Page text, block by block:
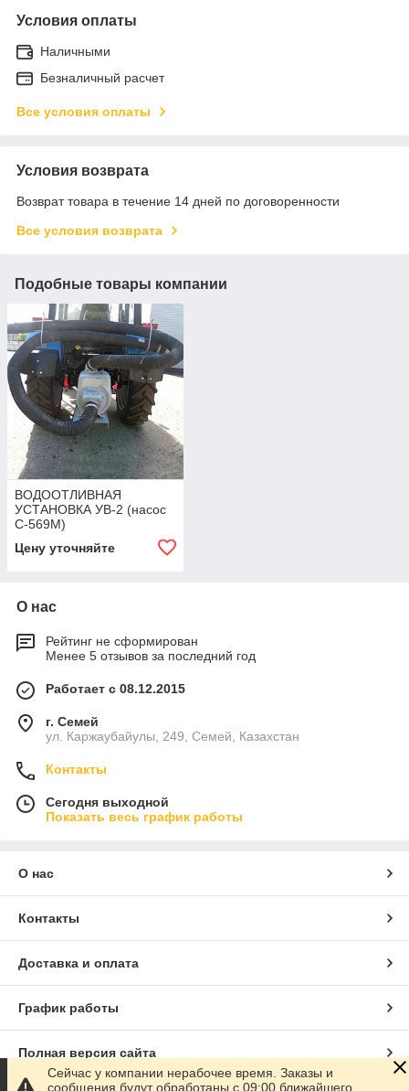
Условия оплаты
Наличными
Безналичный расчет
Все условия оплаты
Условия возврата
Возврат товара в течение 14 дней по договоренности
Все условия возврата
Подобные товары компании
ВОДООТЛИВНАЯ
УСТАНОВКА УВ-2 (насос
С-569М)
Цену уточняйте
О нас
Рейтинг не сформирован
Менее 5 отзывов за последний год
Работает с 08.12.2015
г. Семей
ул. Каржаубайулы, 249, Семей, Казахстан
Контакты
Сегодня выходной
Показать весь график работы
О нас
Контакты
Доставка и оплата
График работы
Полная версия сайта
Сейчас у компании нерабочее время. Заказы и
сообщения будут обработаны с 09:00 ближайшего